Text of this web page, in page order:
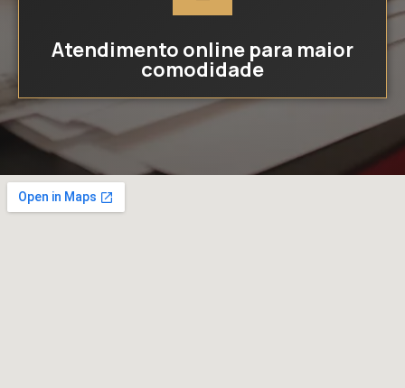
Atendimento online para maior
comodidade